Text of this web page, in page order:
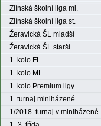
Zlínská školní liga ml.
Zlínská školní liga st.
Žeravická ŠL mladší
Žeravická ŠL starší
1. kolo FL
1. kolo ML
1. kolo Premium ligy
1. turnaj miniházené
1/2018. turnaj v miniházené